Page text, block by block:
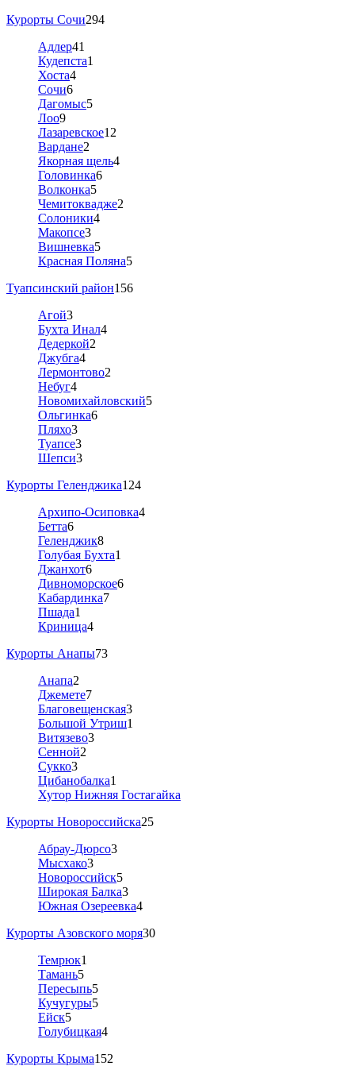
Курорты Сочи294
Адлер41
Кудепста1
Хоста4
Сочи6
Дагомыс5
Лоо9
Лазаревское12
Вардане2
Якорная щель4
Головинка6
Волконка5
Чемитоквадже2
Солоники4
Макопсе3
Вишневка5
Красная Поляна5
Туапсинский район156
Агой3
Бухта Инал4
Дедеркой2
Джубга4
Лермонтово2
Небуг4
Новомихайловский5
Ольгинка6
Пляхо3
Туапсе3
Шепси3
Курорты Геленджика124
Архипо-Осиповка4
Бетта6
Геленджик8
Голубая Бухта1
Джанхот6
Дивноморское6
Кабардинка7
Пшада1
Криница4
Курорты Анапы73
Анапа2
Джемете7
Благовещенская3
Большой Утриш1
Витязево3
Сенной2
Сукко3
Цибанобалка1
Хутор Нижняя Гостагайка
Курорты Новороссийска25
Абрау-Дюрсо3
Мысхако3
Новороссийск5
Широкая Балка3
Южная Озереевка4
Курорты Азовского моря30
Темрюк1
Тамань5
Пересыпь5
Кучугуры5
Ейск5
Голубицкая4
Курорты Крыма152